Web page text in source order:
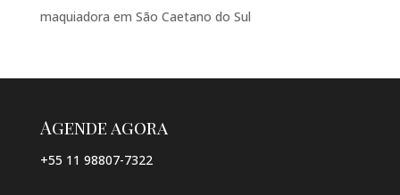
maquiadora em São Caetano do Sul
Agende agora
+55 11 98807-7322